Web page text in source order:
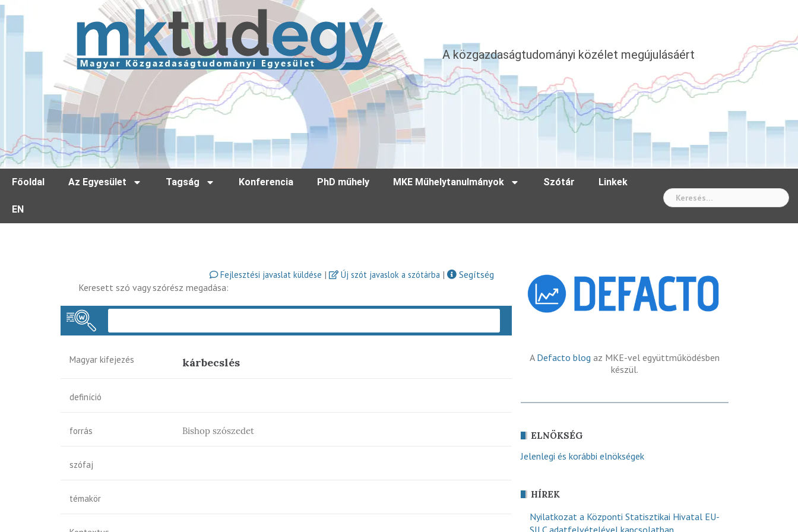
A közgazdaságtudományi közélet megújulásáért
Főoldal Az Egyesület Tagság Konferencia PhD műhely MKE Műhelytanulmányok Szótár Linkek
EN
Fejlesztési javaslat küldése | Új szót javaslok a szótárba |
Segítség
Keresett szó vagy szórész megadása:
Magyar kifejezés kárbecslés
definíció
forrás Bishop szószedet
szófaj
témakör
A Defacto blog az MKE-vel együttműködésben
készül.
ELNÖKSÉG
Jelenlegi és korábbi elnökségek
HÍREK
Nyilatkozat a Központi Statisztikai Hivatal EU-
SILC adatfelvételével kapcsolatban